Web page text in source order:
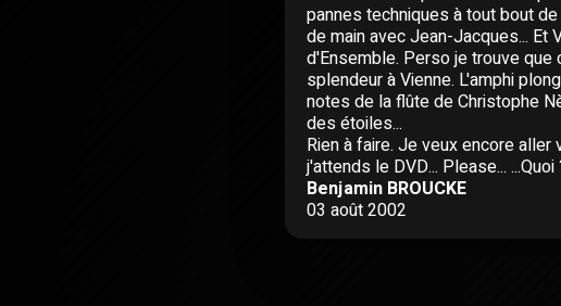
pannes techniques à tout bout
de main avec Jean-Jacques... Et
d'Ensemble. Perso je trouve que
splendeur à Vienne. L'amphi
notes de la flûte de Christophe
des étoiles...
Rien à faire. Je veux encore
j'attends le DVD... Please...
Benjamin BROUCKE
03 août 2002